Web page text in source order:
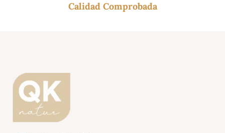
Calidad Comprobada